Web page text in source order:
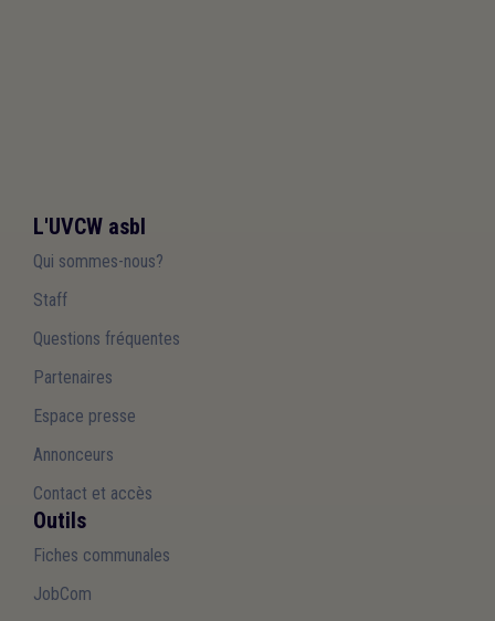
L'UVCW asbl
Qui sommes-nous?
Staff
Questions fréquentes
Partenaires
Espace presse
Annonceurs
Contact et accès
Outils
Fiches communales
JobCom